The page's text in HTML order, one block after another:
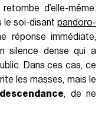
d’elle-même.
le soi-disant pandoro-
réponse immédiate,
silence dense qui a
Dans ces cas, ce
les masses, mais le
, de ne